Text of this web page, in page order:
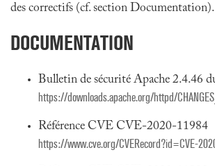
des correctifs (cf. section Documentation).
DOCUMENTATION
Bulletin de sécurité Apache 2.4.46
https://downloads.apache.org/httpd/
Référence CVE CVE-2020-11984
https://www.cve.org/CVERecord?id=CVE-